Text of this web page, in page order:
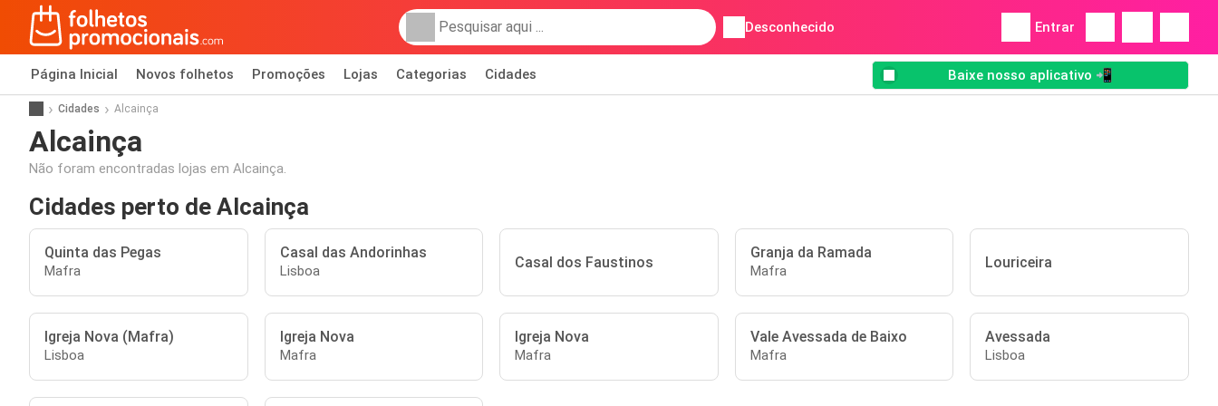
Desconhecido Entrar
Página Inicial Novos folhetos Promoções Lojas Categorias Cidades Baixe nosso aplicativo 📲
Cidades Alcainça
Alcainça
Não foram encontradas lojas em Alcainça.
Cidades perto de Alcainça
Quinta das Pegas
Mafra
Casal das Andorinhas
Lisboa Casal dos Faustinos
Granja da Ramada
Mafra Louriceira
Igreja Nova (Mafra)
Lisboa
Igreja Nova
Mafra
Igreja Nova
Mafra
Vale Avessada de Baixo
Mafra
Avessada
Lisboa